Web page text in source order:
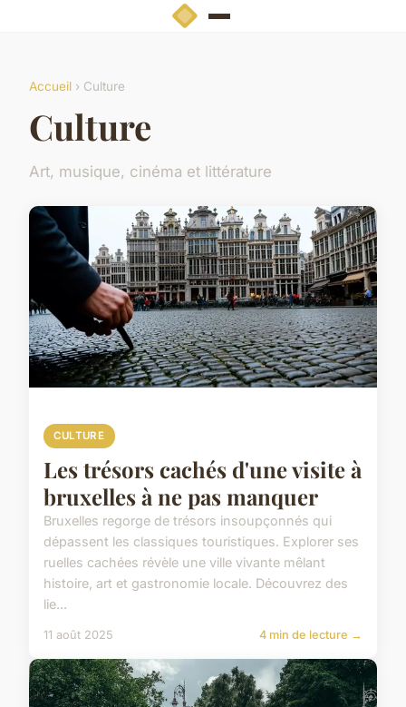
Accueil › Culture
Culture
Art, musique, cinéma et littérature
CULTURE
Les trésors cachés d'une visite à
bruxelles à ne pas manquer
Bruxelles regorge de trésors insoupçonnés qui
dépassent les classiques touristiques. Explorer ses
ruelles cachées révèle une ville vivante mêlant
histoire, art et gastronomie locale. Découvrez des
lie...
11 août 2025 4 min de lecture →